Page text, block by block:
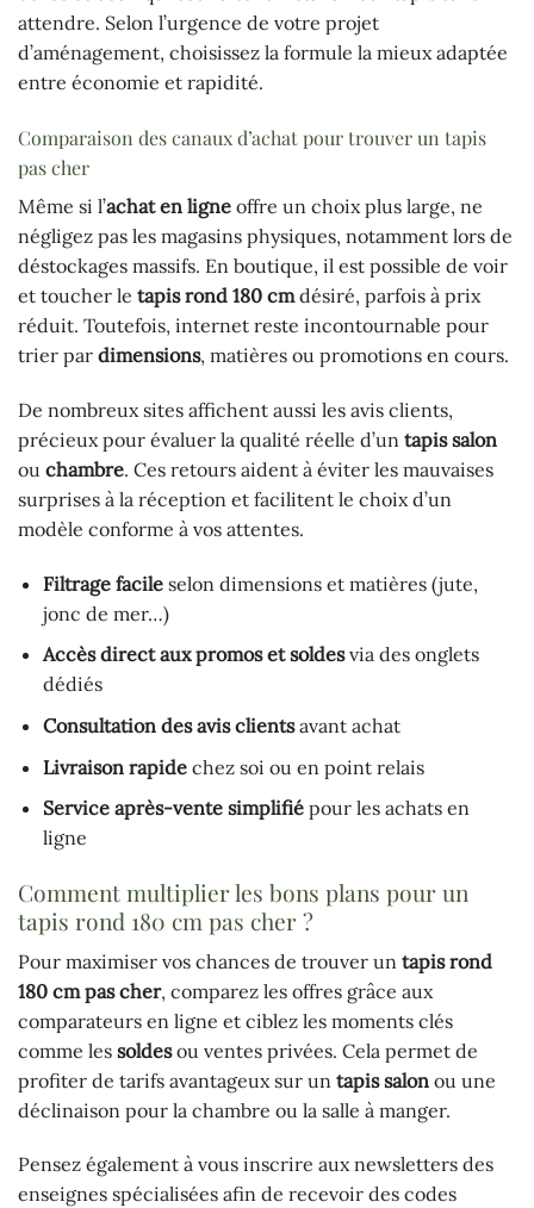
attendre. Selon l’urgence de votre projet
d’aménagement, choisissez la formule la mieux adaptée
entre économie et rapidité.
Comparaison des canaux d’achat pour trouver un tapis
pas cher
Même si l’achat en ligne offre un choix plus large, ne
négligez pas les magasins physiques, notamment lors de
déstockages massifs. En boutique, il est possible de voir
et toucher le tapis rond 180 cmdésiré, parfois à prix
réduit. Toutefois, internet reste incontournable pour
trier par dimensions, matières ou promotions en cours.
De nombreux sites affichent aussi les avis clients,
précieux pour évaluer la qualité réelle d’un tapis salon
ou chambre. Ces retours aident à éviter les mauvaises
surprises à la réception et facilitent le choix d’un
modèle conforme à vos attentes.
Filtrage facileselon dimensions et matières (jute,
jonc de mer…)
Accès direct aux promos et soldesvia des onglets
dédiés
Consultation des avis clientsavant achat
Livraison rapidechez soi ou en point relais
Service après-vente simplifiépour les achats en
ligne
Comment multiplier les bons plans pour un
tapis rond 180 cm pas cher ?
Pour maximiser vos chances de trouver un tapis rond
180 cm pas cher, comparez les offres grâce aux
comparateurs en ligne et ciblez les moments clés
comme les soldesou ventes privées. Cela permet de
profiter de tarifs avantageux sur un tapis salon ou une
déclinaison pour la chambre ou la salle à manger.
Pensez également à vous inscrire aux newsletters des
enseignes spécialisées afin de recevoir des codes